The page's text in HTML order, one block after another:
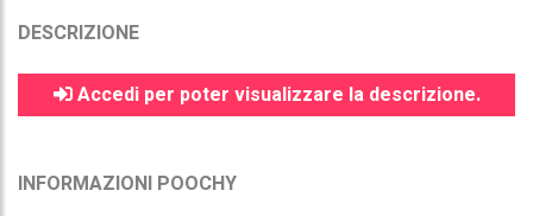
DESCRIZIONE
Accedi per poter visualizzare la descrizione.
INFORMAZIONI POOCHY